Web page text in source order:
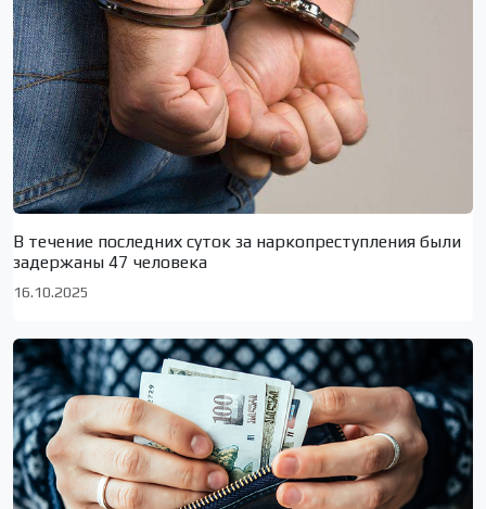
В течение последних суток за наркопреступления были
задержаны 47 человека
16.10.2025